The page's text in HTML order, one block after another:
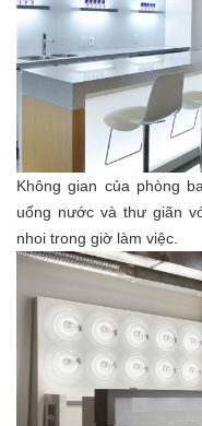
Không gian của phòng
uống nước và thư giãn
nhoi trong giờ làm việc.